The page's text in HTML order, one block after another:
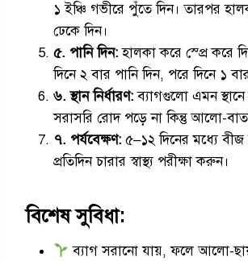
১ ইঞ্চি গভীরে পুঁতে দিন। তারপর
ঢেকে দিন।
৫. পানি দিন:হালকা করে স্প্রে করে
দিনে ২ বার পানি দিন, পরে দিনে ১
৬. স্থান নির্ধারণ:ব্যাগগুলো এমন
সরাসরি রোদ পড়ে না কিন্তু আলো-
৭. পর্যবেক্ষণ: ৫–১২ দিনের মধ্যে বীজ
প্রতিদিন চারার স্বাস্থ্য পরীক্ষা করুন।
বিশেষ সুবিধা:
ব্যাগ সরানো যায়, ফলে আলো-ছায়া